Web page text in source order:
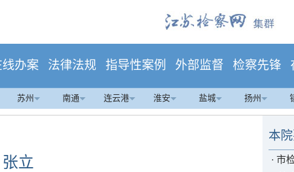
线办案 法律法规 指导性案例 外部监督 检察先锋
苏州 南通 连云港 淮安 盐城 扬州
张立
本
· 市